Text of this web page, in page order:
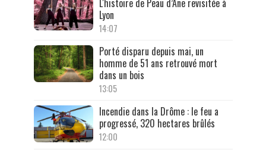
Lyon
14:07
Porté disparu depuis mai, un
homme de 51 ans retrouvé mort
dans un bois
13:05
Incendie dans la Drôme : le feu a
progressé, 320 hectares brûlés
12:00